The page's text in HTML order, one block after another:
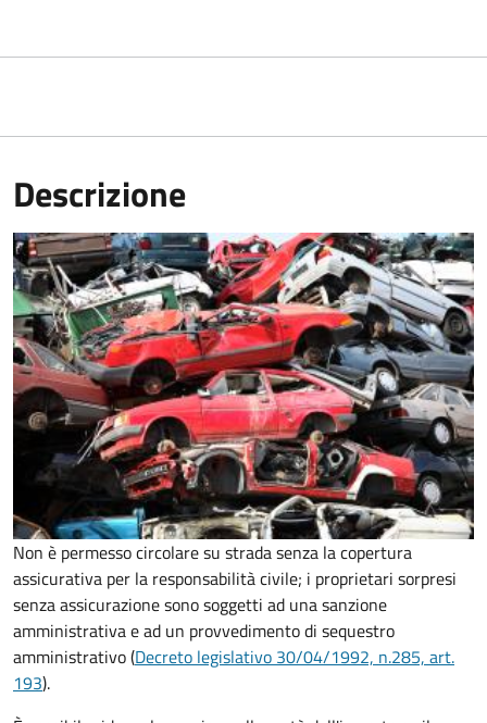
Descrizione
Non è permesso circolare su strada senza la copertura
assicurativa per la responsabilità civile; i proprietari sorpresi
senza assicurazione sono soggetti ad una sanzione
amministrativa e ad un provvedimento di sequestro
amministrativo (Decreto legislativo 30/04/1992, n.285, art.
193).